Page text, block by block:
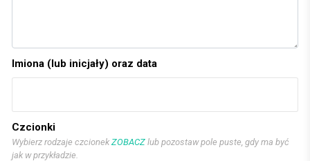
Imiona (lub inicjały) oraz data
Czcionki
Wybierz rodzaje czcionek ZOBACZ lub pozostaw pole puste, gdy ma być
jak w przykładzie.